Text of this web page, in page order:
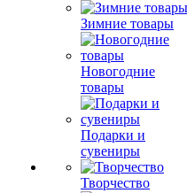
Зимние товары
Новогодние
товары
Подарки и
сувениры
Творчество